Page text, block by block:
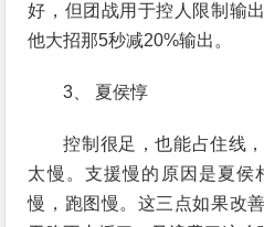
好，但团战用于控人限制输
他大招那5秒减20%输出。
3、 夏侯惇
控制很足，也能占住线
太慢。支援慢的原因是夏侯
慢，跑图慢。这三点如果改